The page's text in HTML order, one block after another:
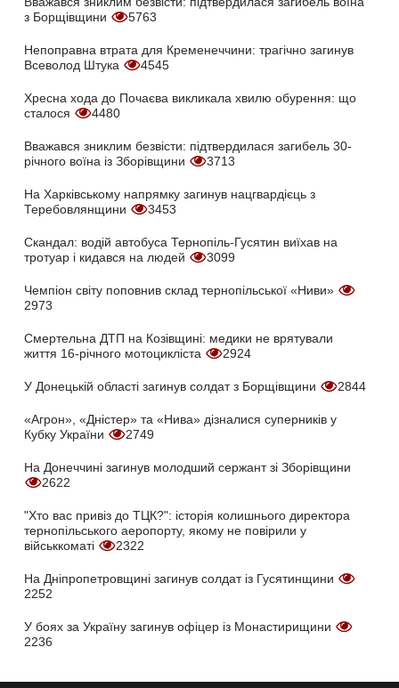
з Борщівщини
5763
Непоправна втрата для Кременеччини: трагічно загинув
Всеволод Штука
4545
Хресна хода до Почаєва викликала хвилю обурення: що
сталося
4480
Вважався зниклим безвісти: підтвердилася загибель 30-
річного воїна із Зборівщини
3713
На Харківському напрямку загинув нацгвардієць з
Теребовлянщини
3453
Скандал: водій автобуса Тернопіль-Гусятин виїхав на
тротуар і кидався на людей
3099
Чемпіон світу поповнив склад тернопільської «Ниви»
2973
Смертельна ДТП на Козівщині: медики не врятували
життя 16-річного мотоцикліста
2924
У Донецькій області загинув солдат з Борщівщини 2844
«Агрон», «Дністер» та «Нива» дізналися суперників у
Кубку України
2749
На Донеччині загинув молодший сержант зі Зборівщини
2622
"Хто вас привіз до ТЦК?": історія колишнього директора
тернопільського аеропорту, якому не повірили у
військкоматі
2322
На Дніпропетровщині загинув солдат із Гусятинщини
2252
У боях за Україну загинув офіцер із Монастирищини
2236